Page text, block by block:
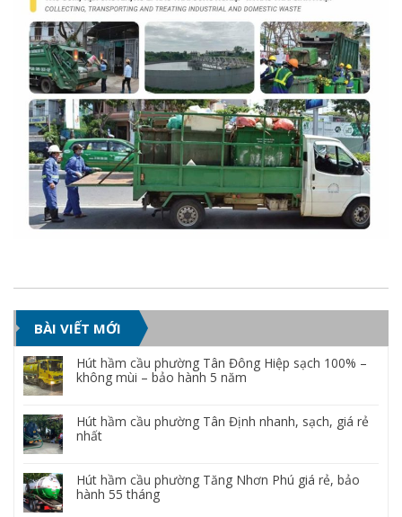
BÀI VIẾT MỚI
Hút hầm cầu phường Tân Đông Hiệp sạch 100% –
không mùi – bảo hành 5 năm
Hút hầm cầu phường Tân Định nhanh, sạch, giá rẻ
nhất
Hút hầm cầu phường Tăng Nhơn Phú giá rẻ, bảo
hành 55 tháng